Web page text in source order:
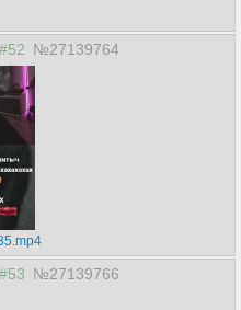
#52 №27139764
#53 №27139766